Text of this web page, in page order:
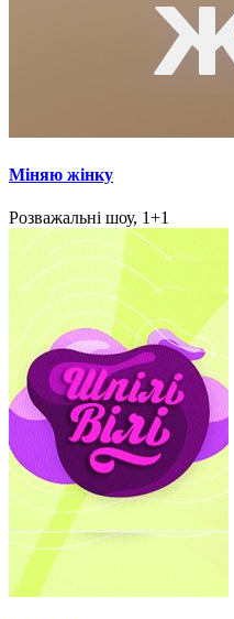
Міняю жінку
Розважальні шоу, 1+1